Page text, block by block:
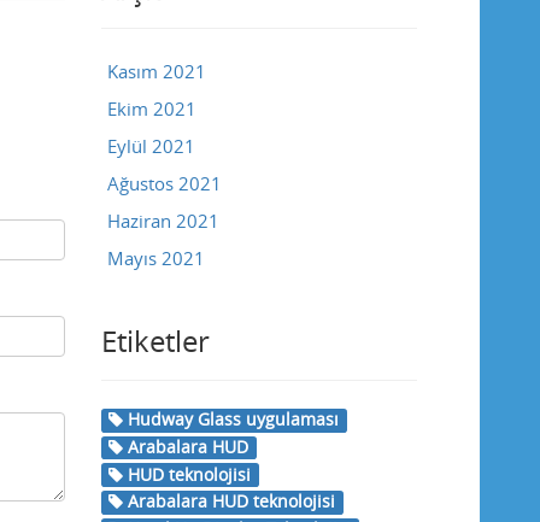
Kasım 2021
Ekim 2021
Eylül 2021
Ağustos 2021
Haziran 2021
Mayıs 2021
Etiketler
Hudway Glass uygulaması
Arabalara HUD
HUD teknolojisi
Arabalara HUD teknolojisi